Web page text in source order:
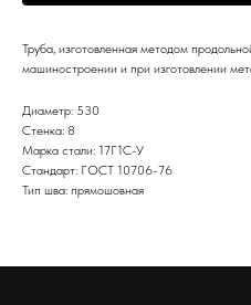
Труба, изготовленная методом
машиностроении и при изготовлении
Диаметр: 530
Стенка: 8
Марка стали: 17Г1С-У
Стандарт: ГОСТ 10706-76
Тип шва: прямошовная